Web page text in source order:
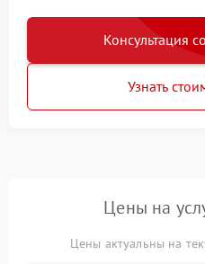
Консультация
Узнать
Цены на
Цены актуальны на